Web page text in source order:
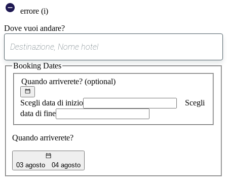
errore (i)
Dove vuoi andare?
suggerimento
trovato
Quando arriverete? (optional)
Scegli data di inizio
Scegli
data di fine
Quando arriverete?
03 agosto 04 agosto
Booking Dates